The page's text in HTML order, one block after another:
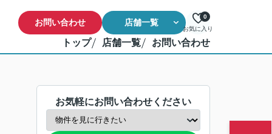
お問い合わせ 店舗一覧
お気に入り
0
トップ 店舗一覧 お問い合わせ
お気軽にお問い合わせください